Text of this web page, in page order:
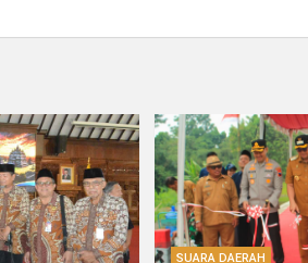
SUARA DAERAH